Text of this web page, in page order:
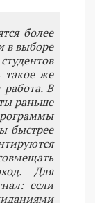
более
в выборе
такое же
В
раньше
быстрее
Для
если